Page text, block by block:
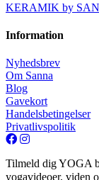
KERAMIK by
Information
Nyhedsbrev
Om Sanna
Blog
Gavekort
Handelsbetingelser
Privatlivspolitik
Tilmeld dig YOGA
yogavideoer, viden